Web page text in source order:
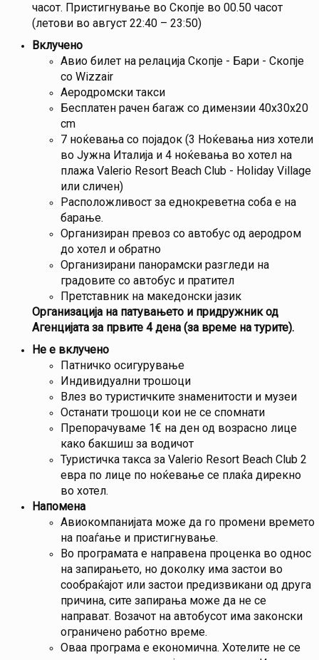
часот. Пристигнување во Скопјe во 00.50 часот
(летови во август 22:40 – 23:50)
Вклучено
Авио билет на релација Скопје - Бари - Скопје
со Wizzair
Аеродромски такси
Бесплатен рачен багаж со димензии 40x30x20
cm
7 ноќевања со појадок (3 Ноќевања низ хотели
во Јужна Италија и 4 ноќевања во хотел на
плажа Valerio Resort Beach Club - Holiday Village
или сличен)
Расположливост за еднокреветна соба е на
барање.
Организиран превоз со автобус од аеродром
до хотел и обратно
Организирани панорамски разгледи на
градовите со автобус и пратител
Претставник на македонски јазик
Организација на патувањето и придружник од
Агенцијата за првите 4 дена (за време на турите).
Не е вклучено
Патничко осигурување
Индивидуални трошоци
Влез во туристичките знаменитости и музеи
Останати трошоци кои не се спомнати
Препорачуваме 1€ на ден од возрасно лице
како бакшиш за водичот
Туристичка такса за Valerio Resort Beach Club 2
евра по лице по ноќевање се плаќа дирекно
во хотел.
Напомена
Авиокомпанијата може да го промени времето
на поаѓање и пристигнување.
Во програмата е направена проценка во однос
на запирањето, но доколку има застои во
сообраќајот или застои предизвикани од друга
причина, сите запирања може да не се
направат. Возачот на автобусот има законски
ограничено работно време.
Оваа програма е економична. Хотелите не се